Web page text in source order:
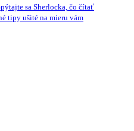
sa Sherlocka, čo čítať
tipy ušité na mieru vám